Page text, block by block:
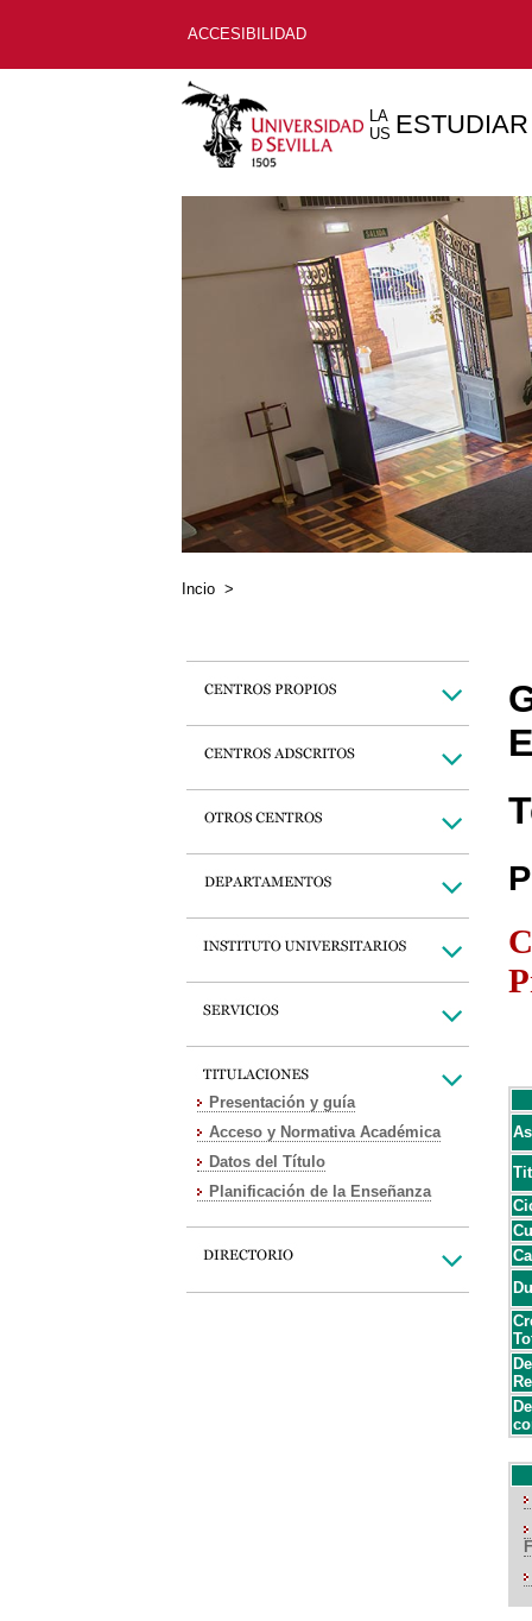
ACCESIBILIDAD
LA
US ESTUDIAR
Incio >
Presentación y guía
Acceso y Normativa Académica
Datos del Título
Planificación de la Enseñanza